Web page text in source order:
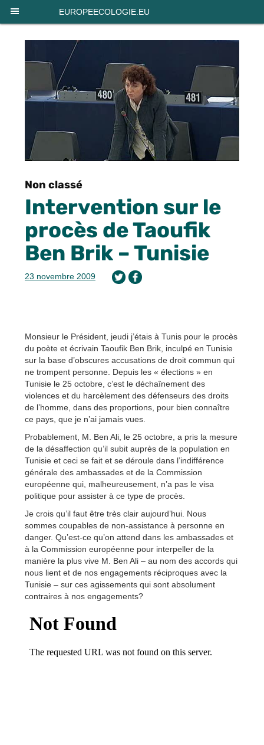
EUROPEECOLOGIE.EU
Non classé
Intervention sur le
procès de Taoufik
Ben Brik – Tunisie
23 novembre 2009
Monsieur le Président, jeudi j’étais à Tunis pour le procès
du poète et écrivain Taoufik Ben Brik, inculpé en Tunisie
sur la base d’obscures accusations de droit commun qui
ne trompent personne. Depuis les « élections » en
Tunisie le 25 octobre, c’est le déchaînement des
violences et du harcèlement des défenseurs des droits
de l’homme, dans des proportions, pour bien connaître
ce pays, que je n’ai jamais vues.
Probablement, M. Ben Ali, le 25 octobre, a pris la mesure
de la désaffection qu’il subit auprès de la population en
Tunisie et ceci se fait et se déroule dans l’indifférence
générale des ambassades et de la Commission
européenne qui, malheureusement, n’a pas le visa
politique pour assister à ce type de procès.
Je crois qu’il faut être très clair aujourd’hui. Nous
sommes coupables de non-assistance à personne en
danger. Qu’est-ce qu’on attend dans les ambassades et
à la Commission européenne pour interpeller de la
manière la plus vive M. Ben Ali – au nom des accords qui
nous lient et de nos engagements réciproques avec la
Tunisie – sur ces agissements qui sont absolument
contraires à nos engagements?